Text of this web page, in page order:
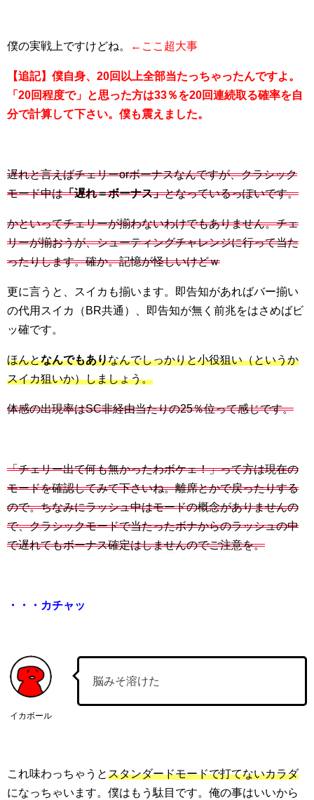
僕の実戦上ですけどね。 ←ここ超大事
【追記】僕自身、20回以上全部当たっちゃったんですよ。
「20回程度で」と思った方は33％を20回連続取る確率を自
分で計算して下さい。僕も震えました。
遅れと言えばチェリーorボーナスなんですが、クラシック
モード中は「遅れ＝ボーナス」となっているっぽいです。
かといってチェリーが揃わないわけでもありません。チェ
リーが揃おうが、シューティングチャレンジに行って当た
ったりします。確か。記憶が怪しいけどｗ
更に言うと、スイカも揃います。即告知があればバー揃い
の代用スイカ（BR共通）、即告知が無く前兆をはさめばビ
ッ確です。
ほんとなんでもありなんでしっかりと小役狙い（というか
スイカ狙いか）しましょう。
体感の出現率はSC非経由当たりの25％位って感じです。
「チェリー出て何も無かったわボケェ！」って方は現在の
モードを確認してみて下さいね。離席とかで戻ったりする
ので。ちなみにラッシュ中はモードの概念がありませんの
で、クラシックモードで当たったボナからのラッシュの中
で遅れてもボーナス確定はしませんのでご注意を。
・・・カチャッ
イカボール
脳みそ溶けた
これ味わっちゃうとスタンダードモードで打てないカラダ
になっちゃいます。僕はもう駄目です。俺の事はいいから